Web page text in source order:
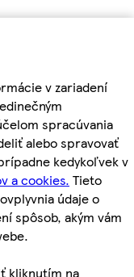
v zariadení
spracúvania
alebo spravovať
kedykoľvek v
a cookies. Tieto
údaje o
spôsob, akým vám
kliknutím na